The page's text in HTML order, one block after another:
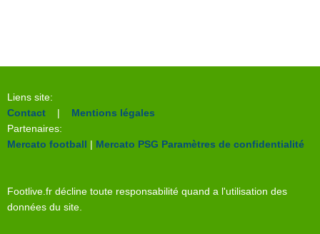
Liens site:
Contact | Mentions légales
Partenaires:
Mercato football | Mercato PSG Paramètres de confidentialité
Footlive.fr décline toute responsabilité quand a l'utilisation des
données du site.